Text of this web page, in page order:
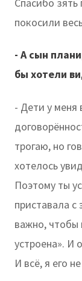
покосили
- А сын
бы хотели
- Дети у меня
трогаю, но
хотелось
Поэтому ты
приставала
важно, чтобы
устроена». И
И всё, я его